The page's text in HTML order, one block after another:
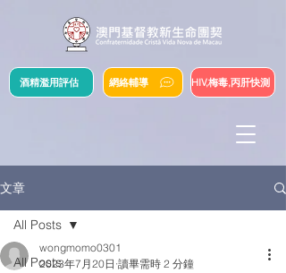
網絡輔導
酒精濫用評估 HIV,梅毒,丙肝快測
文章
All Posts
All Posts
wongmomo0301
2023年7月20日 讀畢需時 2 分鐘